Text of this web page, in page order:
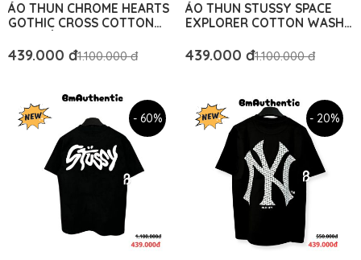
ÁO THUN CHROME HEARTS
GOTHIC CROSS COTTON
AUTHENTIC
439.000 đ1.100.000 đ
ÁO THUN STUSSY SPACE
EXPLORER COTTON WASH
AUTHENTIC
439.000 đ1.100.000 đ
- 60% - 20%